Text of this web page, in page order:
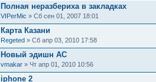
Полная неразбериха в закладках
VIPerMic » Сб сен 01, 2007 18:01
Карта Казани
Regeted » Сб апр 03, 2010 17:58
Новый эдишн АС
vmakar » Чт апр 01, 2010 10:56
iphone 2